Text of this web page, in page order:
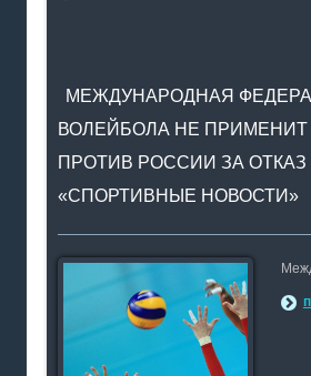
МЕЖДУНАРОДНАЯ
ВОЛЕЙБОЛА НЕ ПРИМЕНИТ
ПРОТИВ РОССИИ ЗА ОТКАЗ
«СПОРТИВНЫЕ НОВОСТИ»